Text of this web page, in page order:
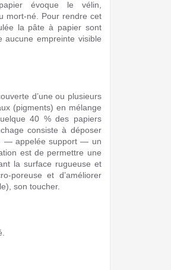
évoque le vélin,
mort-né. Pour rendre cet
la pâte à papier sont
aucune empreinte visible
d’une ou plusieurs
(pigments) en mélange
40 % des papiers
consiste à déposer
— appelée support — un
est de permettre une
la surface rugueuse et
poreuse et d’améliorer
son toucher.